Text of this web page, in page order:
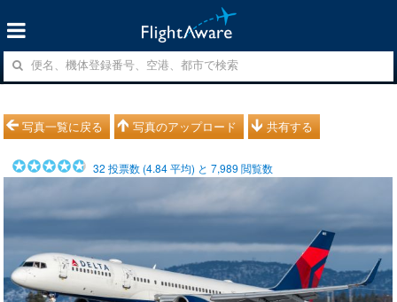
写真一覧に戻る 写真のアップロード 共有する
32 投票数 (4.84平均) と7,989 閲覧数